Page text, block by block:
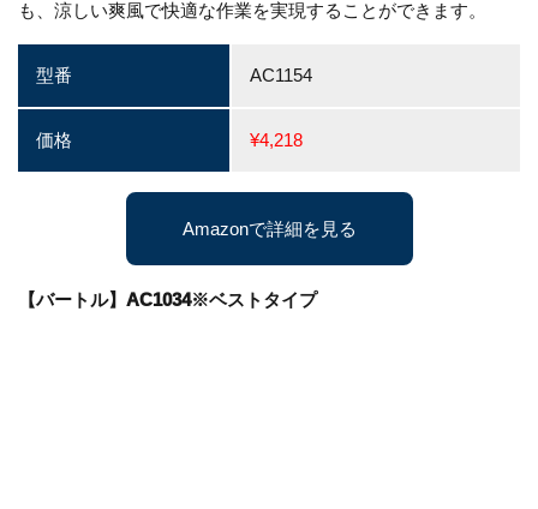
も、涼しい爽風で快適な作業を実現することができます。
型番 AC1154
価格 ¥4,218
Amazonで詳細を見る
【バートル】AC1034※ベストタイプ